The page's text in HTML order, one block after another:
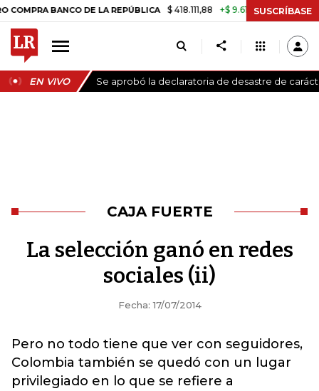
BANCO DE LA REPÚBLICA $ 418.111,88 +$ 9.612,91 +2,35% TASA
SUSCRÍBASE
EN VIVO Se aprobó la declaratoria de desastre de
CAJA FUERTE
La selección ganó en redes
sociales (ii)
Fecha: 17/07/2014
Pero no todo tiene que ver con seguidores,
Colombia también se quedó con un lugar
privilegiado en lo que se refiere a